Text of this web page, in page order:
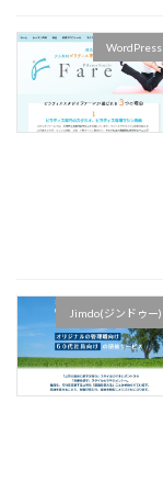
WordPress
Jimdo(ジンドゥー)